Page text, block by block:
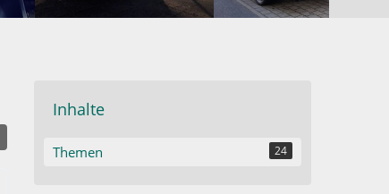
Inhalte
Themen 24